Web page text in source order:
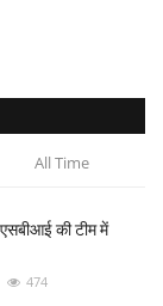
All Time
की टीम में
474